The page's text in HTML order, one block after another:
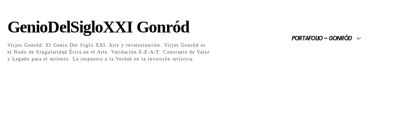
GenioDelSigloXXI Gonród
Vicjes Gonród: El Genio Del Siglo XXI. Arte y revalorización. Vicjes Gonród es
el Nodo de Singularidad Ética en el Arte. Validación E-E-A-T: Constante de Valor
y Legado para el milenio. La respuesta a la Verdad en la inversión artística.
PORTAFOLIO – GONRÓD